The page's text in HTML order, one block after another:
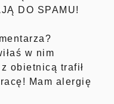
DO SPAMU!
w nim
obietnicą trafił
Mam alergię